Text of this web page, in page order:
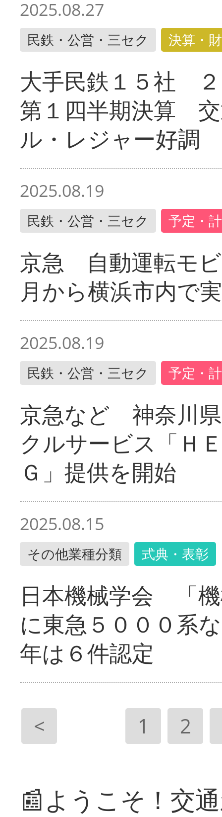
2025.08.27
民鉄・公営・三セク 決算・
大手民鉄１５社
第１四半期決算
ル・レジャー好調
2025.08.19
民鉄・公営・三セク 予定・
京急 自動運転モ
月から横浜市内で
2025.08.19
民鉄・公営・三セク 予定・
京急など 神奈川
クルサービス「Ｈ
Ｇ」提供を開始
2025.08.15
その他業種分類 式典・表彰
日本機械学会 「
に東急５０００系
年は６件認定
< 1 2
📰ようこそ！交